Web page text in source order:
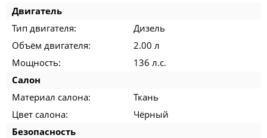
Двигатель
Тип двигателя:
Дизель
Объём двигателя:
2.00 л
Мощность:
136 л.с.
Салон
Материал салона:
Ткань
Цвет салона:
Чёрный
Безопасность